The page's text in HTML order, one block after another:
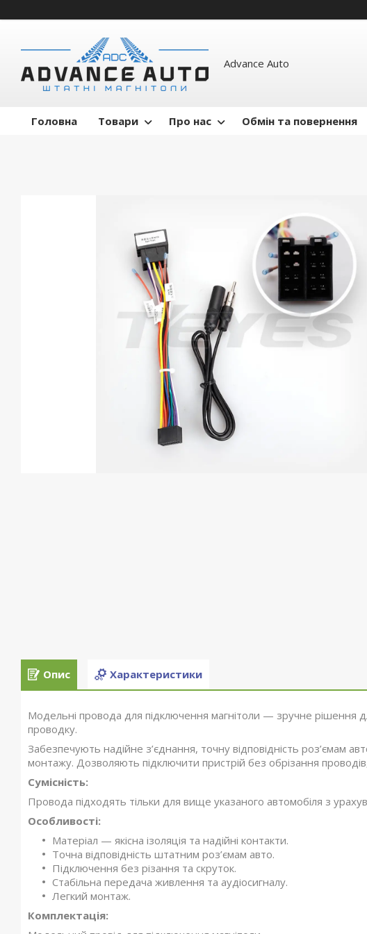
Advance Auto
Головна Товари Про нас Обмін та повернення
Опис Характеристики
Модельні провода для підключення магнітоли — зручне рішення
проводку.
Забезпечують надійне з’єднання, точну відповідність роз’ємам
монтажу. Дозволяють підключити пристрій без обрізання
Сумісність:
Провода підходять тільки для вище указаного автомобіля з
Особливості:
Матеріал — якісна ізоляція та надійні контакти.
Точна відповідність штатним роз’ємам авто.
Підключення без різання та скруток.
Стабільна передача живлення та аудіосигналу.
Легкий монтаж.
Комплектація: